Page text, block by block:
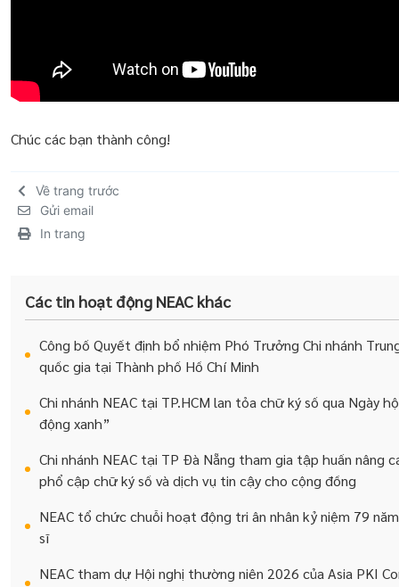
Chúc các bạn thành công!
Về trang trước
Gửi email
In trang
Các tin hoạt động NEAC khác
Công bố Quyết định bổ nhiệm Phó Trưởng Chi nhánh
quốc gia tại Thành phố Hồ Chí Minh
Chi nhánh NEAC tại TP.HCM lan tỏa chữ ký số qua Ngày
động xanh”
Chi nhánh NEAC tại TP Đà Nẵng tham gia tập huấn nâng
phổ cập chữ ký số và dịch vụ tin cậy cho cộng đồng
NEAC tổ chức chuỗi hoạt động tri ân nhân kỷ niệm 79
sĩ
NEAC tham dự Hội nghị thường niên 2026 của Asia PKI